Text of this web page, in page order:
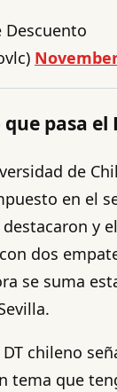
pasa el
de
en el
y
dos
se suma
chileno
tema que